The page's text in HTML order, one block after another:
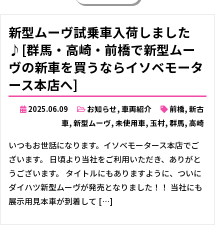
新型ムーヴ試乗車入荷しました
♪[群馬・高崎・前橋で新型ムー
ヴの新車を買うならイソベモータ
ース本店へ]
2025.06.09 お知らせ,車両紹介 前橋,新古
車,新型ムーヴ,未使用車,玉村,群馬,高崎
いつもお世話になります。イソベモータース本店でご
ざいます。 日頃より当社をご利用いただき、ありがと
うございます。 タイトルにもありますように、ついに
ダイハツ新型ムーヴが発売となりました！！ 当社にも
展示用見本車が到着して […]